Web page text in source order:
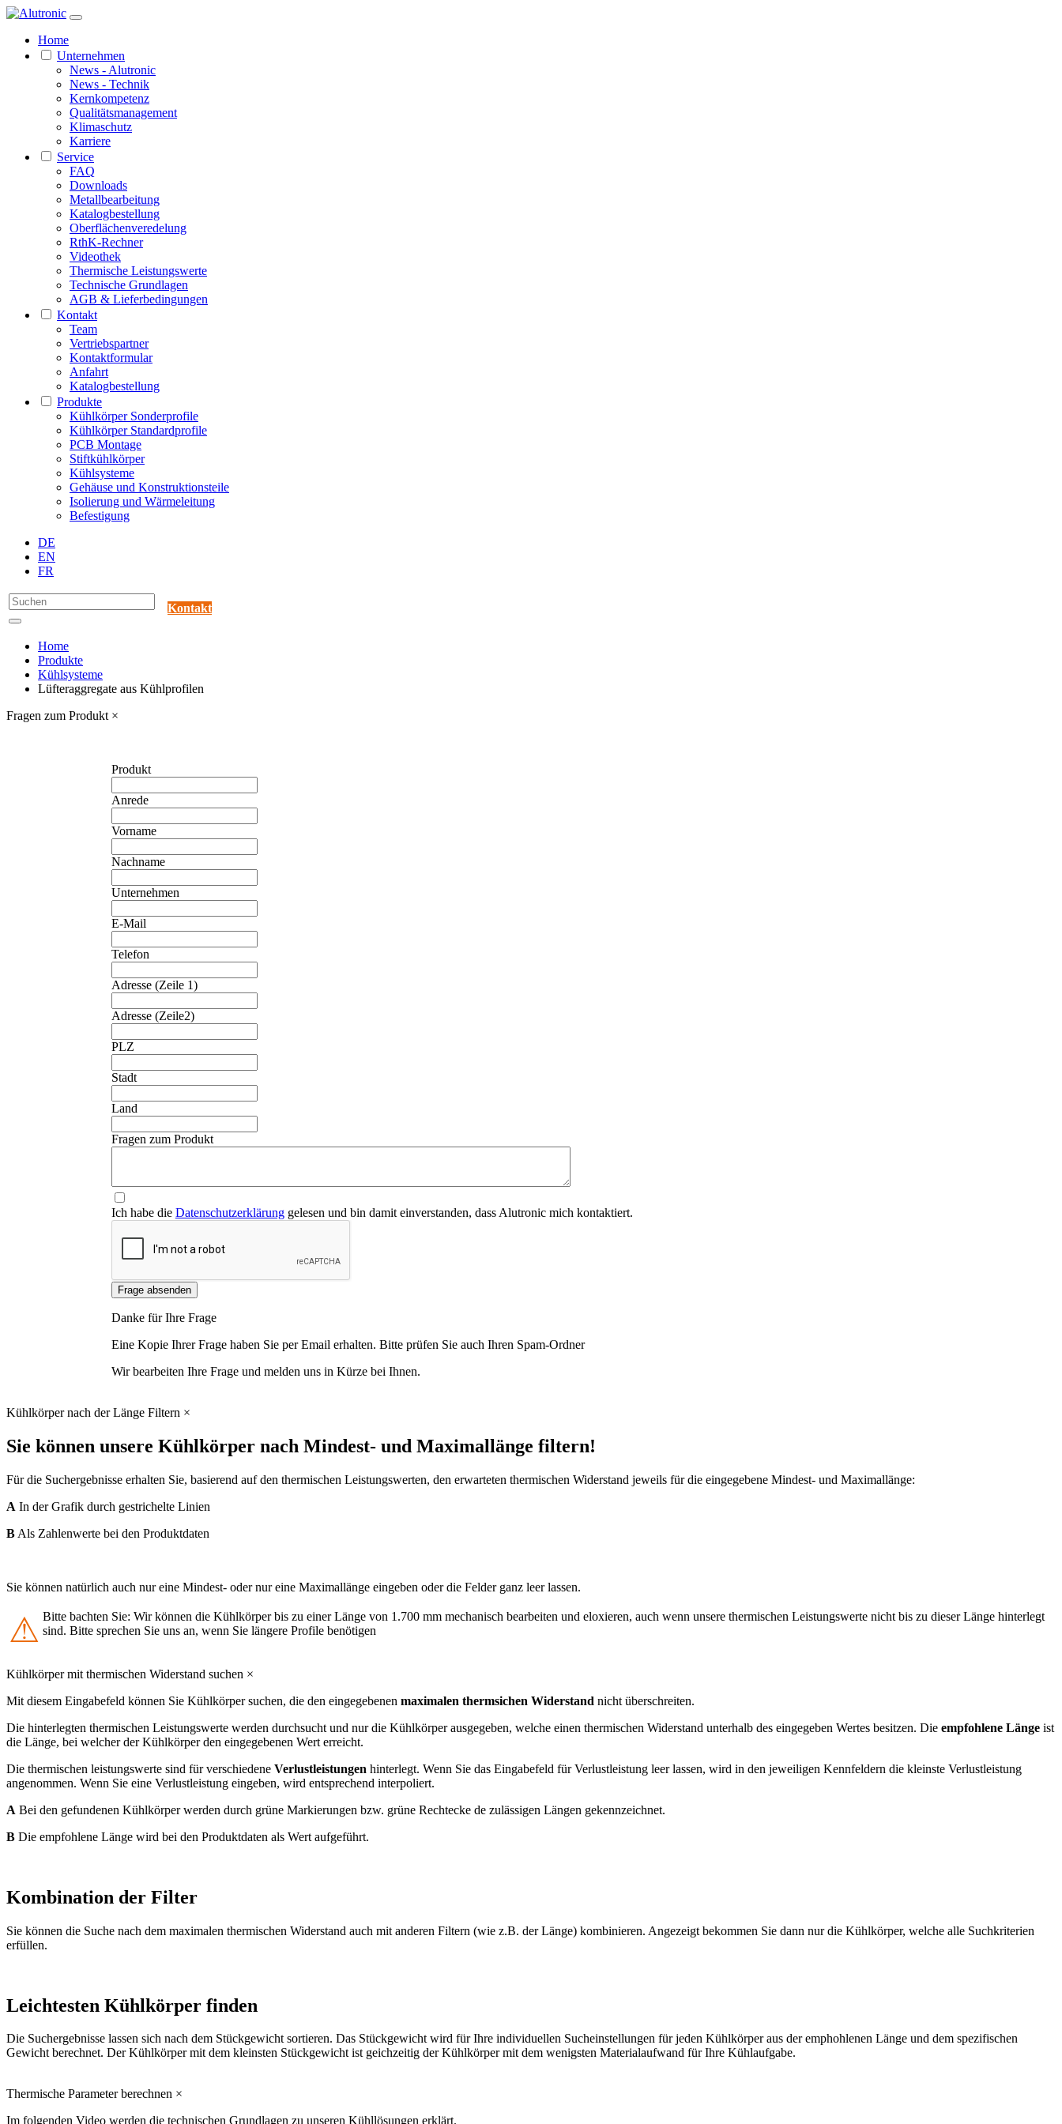
Home
Unternehmen
News - Alutronic
News - Technik
Kernkompetenz
Qualitätsmanagement
Klimaschutz
Karriere
Service
FAQ
Downloads
Metallbearbeitung
Katalogbestellung
Oberflächenveredelung
RthK-Rechner
Videothek
Thermische Leistungswerte
Technische Grundlagen
AGB & Lieferbedingungen
Kontakt
Team
Vertriebspartner
Kontaktformular
Anfahrt
Katalogbestellung
Produkte
Kühlkörper Sonderprofile
Kühlkörper Standardprofile
PCB Montage
Stiftkühlkörper
Kühlsysteme
Gehäuse und Konstruktionsteile
Isolierung und Wärmeleitung
Befestigung
DE
EN
FR
Kontakt
Home
Produkte
Kühlsysteme
Lüfteraggregate aus Kühlprofilen
Fragen zum Produkt ×
Produkt
Anrede
Vorname
Nachname
Unternehmen
E-Mail
Telefon
Adresse (Zeile 1)
Adresse (Zeile2)
PLZ
Stadt
Land
Fragen zum Produkt
Ich habe die Datenschutzerklärunggelesen und bin damit einverstanden, dass Alutronic mich kontaktiert.
Frage absenden
Danke für Ihre Frage
Eine Kopie Ihrer Frage haben Sie per Email erhalten. Bitte prüfen Sie auch Ihren Spam-Ordner
Wir bearbeiten Ihre Frage und melden uns in Kürze bei Ihnen.
Kühlkörper nach der Länge Filtern ×
Sie können unsere Kühlkörper nach Mindest- und Maximallänge filtern!
Für die Suchergebnisse erhalten Sie, basierend auf den thermischen Leistungswerten, den erwarteten thermischen Widerstand jeweils für die eingegebene Mindest- und Maximallänge:
A In der Grafik durch gestrichelte Linien
B Als Zahlenwerte bei den Produktdaten
Sie können natürlich auch nur eine Mindest- oder nur eine Maximallänge eingeben oder die Felder ganz leer lassen.
⚠ Bitte bachten Sie: Wir können die Kühlkörper bis zu einer Länge von 1.700 mm mechanisch bearbeiten und eloxieren, auch wenn unsere thermischen Leistungswerte nicht bis zu dieser Länge hinterlegt
sind. Bitte sprechen Sie uns an, wenn Sie längere Profile benötigen
Kühlkörper mit thermischen Widerstand suchen ×
Mit diesem Eingabefeld können Sie Kühlkörper suchen, die den eingegebenen maximalen thermsichen Widerstand nicht überschreiten.
Die hinterlegten thermischen Leistungswerte werden durchsucht und nur die Kühlkörper ausgegeben, welche einen thermischen Widerstand unterhalb des eingegeben Wertes besitzen. Die empfohlene Länge ist
die Länge, bei welcher der Kühlkörper den eingegebenen Wert erreicht.
Die thermischen leistungswerte sind für verschiedene Verlustleistungen hinterlegt. Wenn Sie das Eingabefeld für Verlustleistung leer lassen, wird in den jeweiligen Kennfeldern die kleinste Verlustleistung
angenommen. Wenn Sie eine Verlustleistung eingeben, wird entsprechend interpoliert.
A Bei den gefundenen Kühlkörper werden durch grüne Markierungen bzw. grüne Rechtecke de zulässigen Längen gekennzeichnet.
B Die empfohlene Länge wird bei den Produktdaten als Wert aufgeführt.
Kombination der Filter
Sie können die Suche nach dem maximalen thermischen Widerstand auch mit anderen Filtern (wie z.B. der Länge) kombinieren. Angezeigt bekommen Sie dann nur die Kühlkörper, welche alle Suchkriterien
erfüllen.
Leichtesten Kühlkörper finden
Die Suchergebnisse lassen sich nach dem Stückgewicht sortieren. Das Stückgewicht wird für Ihre individuellen Sucheinstellungen für jeden Kühlkörper aus der emphohlenen Länge und dem spezifischen
Gewicht berechnet. Der Kühlkörper mit dem kleinsten Stückgewicht ist geichzeitig der Kühlkörper mit dem wenigsten Materialaufwand für Ihre Kühlaufgabe.
Thermische Parameter berechnen ×
Im folgenden Video werden die technischen Grundlagen zu unseren Kühllösungen erklärt.